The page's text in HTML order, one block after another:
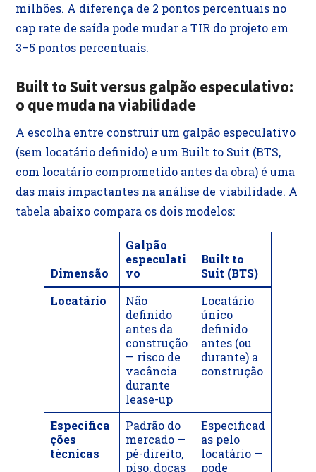
milhões. A diferença de 2 pontos percentuais no
cap rate de saída pode mudar a TIR do projeto em
3–5 pontos percentuais.
Built to Suit versus galpão especulativo:
o que muda na viabilidade
A escolha entre construir um galpão especulativo
(sem locatário definido) e um Built to Suit (BTS,
com locatário comprometido antes da obra) é uma
das mais impactantes na análise de viabilidade. A
tabela abaixo compara os dois modelos:
Dimensão
Galpão
especulati
vo
Built to
Suit (BTS)
Locatário
Não
definido
antes da
construção
— risco de
vacância
durante
lease-up
Locatário
único
definido
antes (ou
durante) a
construção
Especifica
ções
técnicas
Padrão do
mercado —
pé-direito,
piso, docas
Especificad
as pelo
locatário —
pode